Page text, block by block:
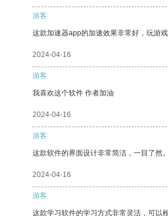
游客
这款加速器app的加速效果非常好，玩游
2024-04-16
游客
我喜欢这个软件 作者加油
2024-04-16
游客
这款软件的界面设计非常简洁，一目了然。
2024-04-16
游客
这款学习软件的学习方式非常灵活，可以